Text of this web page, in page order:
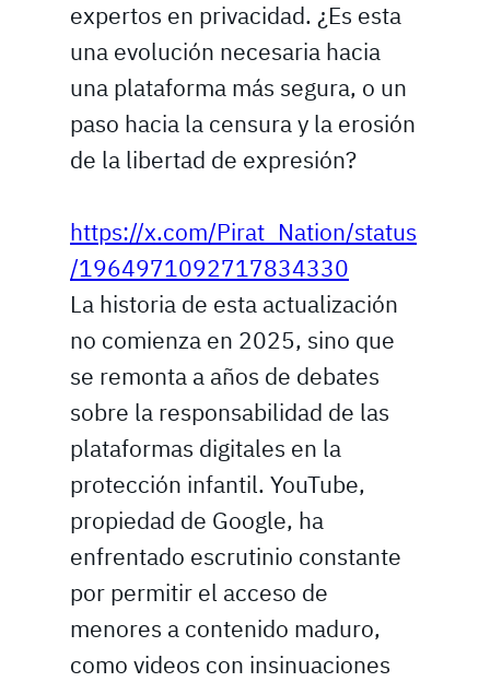
expertos en privacidad. ¿Es esta
una evolución necesaria hacia
una plataforma más segura, o un
paso hacia la censura y la erosión
de la libertad de expresión?
https://x.com/Pirat_Nation/status
/1964971092717834330
La historia de esta actualización
no comienza en 2025, sino que
se remonta a años de debates
sobre la responsabilidad de las
plataformas digitales en la
protección infantil. YouTube,
propiedad de Google, ha
enfrentado escrutinio constante
por permitir el acceso de
menores a contenido maduro,
como videos con insinuaciones